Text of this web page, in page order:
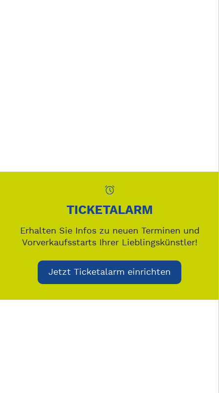
TICKETALARM
Erhalten Sie Infos zu neuen Terminen und
Vorverkaufsstarts Ihrer Lieblingskünstler!
Jetzt Ticketalarm einrichten